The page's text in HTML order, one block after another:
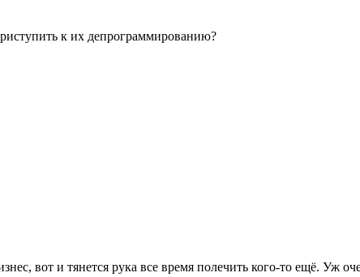
к их депрограммированию?
вот и тянется рука все время полечить кого-то ещё. Уж